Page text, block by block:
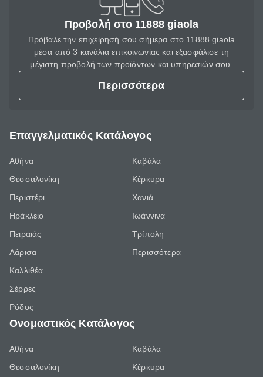
Προβολή στο 11888 giaola
Πρόβαλε την επιχείρησή σου σήμερα στο 11888 giaola
μέσα από 3 κανάλια επικοινωνίας και εξασφάλισε τη
μέγιστη προβολή των προϊόντων και υπηρεσιών σου.
Περισσότερα
Επαγγελματικός Κατάλογος
Αθήνα
Θεσσαλονίκη
Περιστέρι
Ηράκλειο
Πειραιάς
Λάρισα
Καλλιθέα
Σέρρες
Ρόδος
Καβάλα
Κέρκυρα
Χανιά
Ιωάννινα
Τρίπολη
Περισσότερα
Ονομαστικός Κατάλογος
Αθήνα
Θεσσαλονίκη
Καβάλα
Κέρκυρα